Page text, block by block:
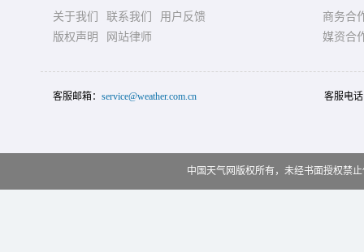
关于我们 联系我们
用户反馈
版权声明
网站律师
商务合
媒资合
客服邮箱： service@weather.com.cn 客服电
中国天气网版权所有，未经书面授权